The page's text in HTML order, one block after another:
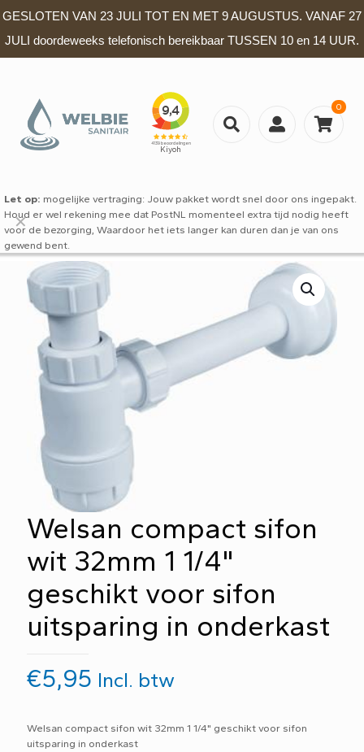
GESLOTEN VAN 23 JULI TOT EN MET 9 AUGUSTUS. VANAF 27
JULI doordeweeks telefonisch bereikbaar TUSSEN 10 en 14 UUR.
0
Let op: mogelijke vertraging: Jouw pakket wordt snel door ons ingepakt.
Houd er wel rekening mee dat PostNL momenteel extra tijd nodig heeft
voor de bezorging, Waardoor het iets langer kan duren dan je van ons
gewend bent.
✕
Welsan compact sifon
wit 32mm 1 1/4"
geschikt voor sifon
uitsparing in onderkast
€5,95 Incl. btw
Welsan compact sifon wit 32mm 1 1/4" geschikt voor sifon
uitsparing in onderkast